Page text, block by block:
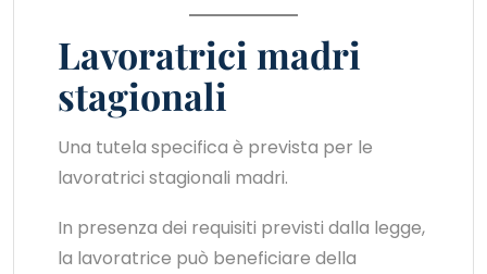
Lavoratrici madri
stagionali
Una tutela specifica è prevista per le
lavoratrici stagionali madri.
In presenza dei requisiti previsti dalla legge,
la lavoratrice può beneficiare della